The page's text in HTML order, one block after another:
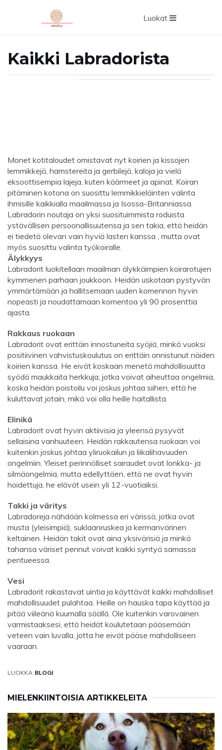
Luokat
Kaikki Labradorista
Monet kotitaloudet omistavat nyt koirien ja kissojen
lemmikkejä, hamstereita ja gerbilejä, kaloja ja vielä
eksoottisempia lajeja, kuten käärmeet ja apinat. Koiran
pitäminen kotona on suosittu lemmikkieläinten valinta
ihmisille kaikkialla maailmassa ja Isossa-Britanniassa.
Labradorin noutaja on yksi suosituimmista roduista
ystävällisen persoonallisuutensa ja sen takia, että heidän
ei tiedetä olevan vain hyviä lasten kanssa , mutta ovat
myös suosittu valinta työkoiralle.
Älykkyys
Labradorit luokitellaan maailman älykkäimpien koirarotujen
kymmenen parhaan joukkoon. Heidän uskotaan pystyvän
ymmärtämään ja hallitsemaan uuden komennon hyvin
nopeasti ja noudattamaan komentoa yli 90 prosenttia
ajasta.
Rakkaus ruokaan
Labradorit ovat erittäin innostuneita syöjiä, minkä vuoksi
positiivinen vahvistuskoulutus on erittäin onnistunut näiden
koirien kanssa. He eivät koskaan menetä mahdollisuutta
syödä maukkaita herkkuja, jotka voivat aiheuttaa ongelmia,
koska heidän poistoilu voi joskus johtaa siihen, että he
kuluttavat jotain, mikä voi olla heille haitallista.
Elinikä
Labradorit ovat hyvin aktiivisia ja yleensä pysyvät
sellaisina vanhuuteen. Heidän rakkautensa ruokaan voi
kuitenkin joskus johtaa yliruokailun ja liikalihavuuden
ongelmiin. Yleiset perinnölliset sairaudet ovat lonkka- ja
silmäongelmia, mutta edellyttäen, että ne ovat hyvin
hoidettuja, he elävät usein yli 12-vuotiaiksi.
Takki ja väritys
Labradoreja nähdään kolmessa eri värissä, jotka ovat
musta (yleisimpiä), suklaanruskea ja kermanvärinen
keltainen. Heidän takit ovat aina yksivärisiä ja minkä
tahansa väriset pennut voivat kaikki syntyä samassa
pentueessa.
Vesi
Labradorit rakastavat uintia ja käyttävät kaikki mahdolliset
mahdollisuudet pulahtaa. Heille on hauska tapa käyttää ja
pitää viileänä kuumalla säällä. Ole kuitenkin varovainen
varmistaaksesi, että heidät koulutetaan pääsemään
veteen vain luvalla, jotta he eivät pääse mahdolliseen
vaaraan.
LUOKKA BLOGI
MIELENKIINTOISIA ARTIKKELEITA